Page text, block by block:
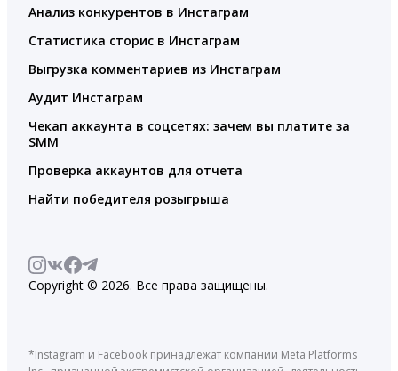
Анализ конкурентов в Инстаграм
Статистика сторис в Инстаграм
Выгрузка комментариев из Инстаграм
Аудит Инстаграм
Чекап аккаунта в соцсетях: зачем вы платите за
SMM
Проверка аккаунтов для отчета
Найти победителя розыгрыша
Copyright © 2026. Все права защищены.
*Instagram и Facebook принадлежат компании Meta Platforms